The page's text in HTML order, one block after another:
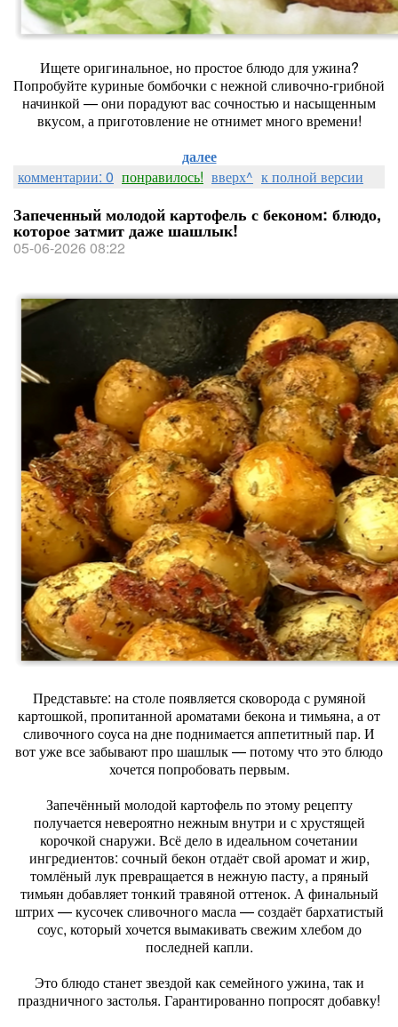
Ищете оригинальное, но простое блюдо для ужина?
Попробуйте куриные бомбочки с нежной сливочно‑грибной
начинкой — они порадуют вас сочностью и насыщенным
вкусом, а приготовление не отнимет много времени!
далее
комментарии: 0 понравилось! вверх^ к полной версии
Запеченный молодой картофель с беконом: блюдо,
которое затмит даже шашлык!
05-06-2026 08:22
Представьте: на столе появляется сковорода с румяной
картошкой, пропитанной ароматами бекона и тимьяна, а от
сливочного соуса на дне поднимается аппетитный пар. И
вот уже все забывают про шашлык — потому что это блюдо
хочется попробовать первым.
Запечённый молодой картофель по этому рецепту
получается невероятно нежным внутри и с хрустящей
корочкой снаружи. Всё дело в идеальном сочетании
ингредиентов: сочный бекон отдаёт свой аромат и жир,
томлёный лук превращается в нежную пасту, а пряный
тимьян добавляет тонкий травяной оттенок. А финальный
штрих — кусочек сливочного масла — создаёт бархатистый
соус, который хочется вымакивать свежим хлебом до
последней капли.
Это блюдо станет звездой как семейного ужина, так и
праздничного застолья. Гарантированно попросят добавку!